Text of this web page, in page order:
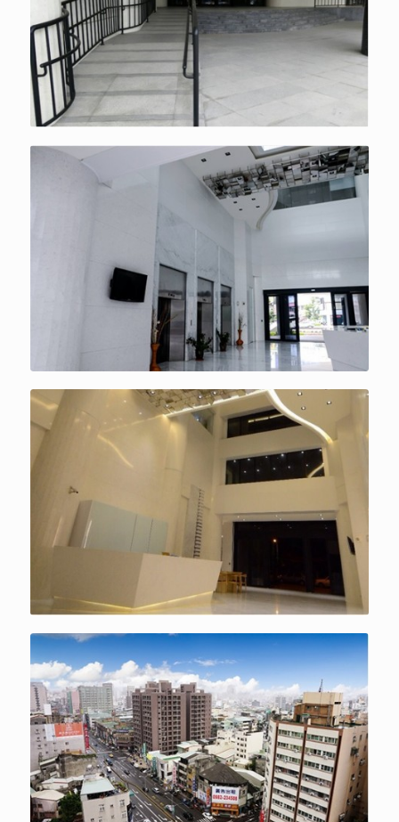
無障礙坡道設施
簡潔高雅、寬敞舒適的櫃台接待區
簡潔高雅、寬敞舒適的櫃台接待區
居高臨下廣闊視野心曠神怡、攝影
教學絕佳天然布景